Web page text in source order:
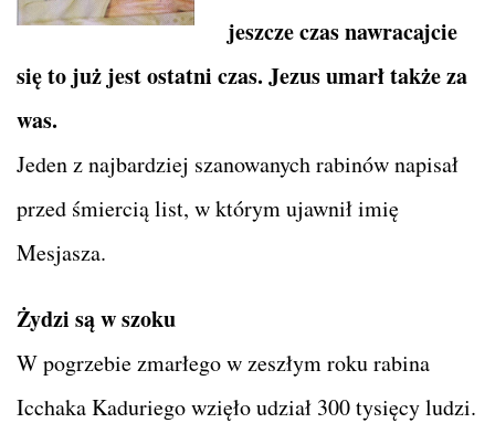
jeszcze czas nawracajcie
się to już jest ostatni czas. Jezus umarł także za
was.
Jeden z najbardziej szanowanych rabinów napisał
przed śmiercią list, w którym ujawnił imię
Mesjasza.
Żydzi są w szoku
W pogrzebie zmarłego w zeszłym roku rabina
Icchaka Kaduriego wzięło udział 300 tysięcy ludzi.